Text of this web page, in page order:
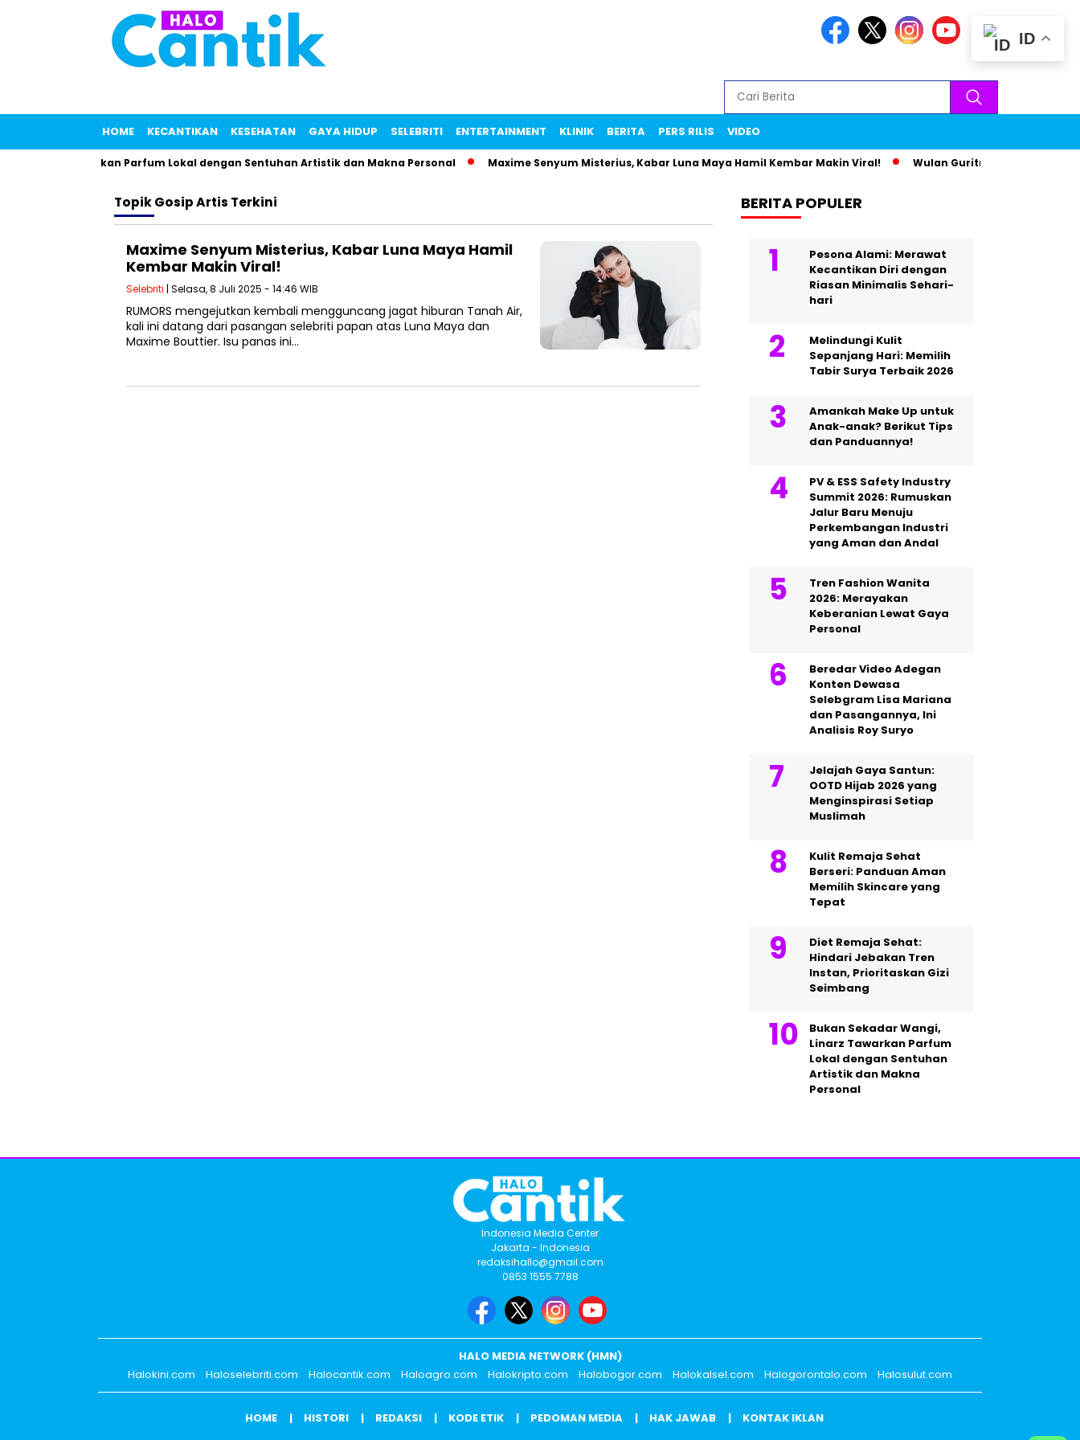
HOME KECANTIKAN KESEHATAN GAYA HIDUP SELEBRITI ENTERTAINMENT KLINIK BERITA PERS RILIS VIDEO
Linarz Tawarkan Parfum Lokal dengan Sentuhan Artistik dan Makna Personal Maxime Senyum Misterius, Kabar Luna Maya Hamil Kembar Makin Viral! Wulan Guritno dan Baim Wong
TopikGosip Artis Terkini
Maxime Senyum Misterius, Kabar Luna Maya Hamil
Kembar Makin Viral!
Selebriti | Selasa, 8 Juli 2025 - 14:46 WIB
RUMORS mengejutkan kembali mengguncang jagat hiburan Tanah Air,
kali ini datang dari pasangan selebriti papan atas Luna Maya dan
Maxime Bouttier. Isu panas ini…
BERITA POPULER
Pesona Alami: Merawat
Kecantikan Diri dengan
Riasan Minimalis Sehari-
hari
Melindungi Kulit
Sepanjang Hari: Memilih
Tabir Surya Terbaik 2026
Amankah Make Up untuk
Anak-anak? Berikut Tips
dan Panduannya!
PV & ESS Safety Industry
Summit 2026: Rumuskan
Jalur Baru Menuju
Perkembangan Industri
yang Aman dan Andal
Tren Fashion Wanita
2026: Merayakan
Keberanian Lewat Gaya
Personal
Beredar Video Adegan
Konten Dewasa
Selebgram Lisa Mariana
dan Pasangannya, Ini
Analisis Roy Suryo
Jelajah Gaya Santun:
OOTD Hijab 2026 yang
Menginspirasi Setiap
Muslimah
Kulit Remaja Sehat
Berseri: Panduan Aman
Memilih Skincare yang
Tepat
Diet Remaja Sehat:
Hindari Jebakan Tren
Instan, Prioritaskan Gizi
Seimbang
Bukan Sekadar Wangi,
Linarz Tawarkan Parfum
Lokal dengan Sentuhan
Artistik dan Makna
Personal
ID
Indonesia Media Center
Jakarta - Indonesia
redaksihallo@gmail.com
0853 1555 7788
HALO MEDIA NETWORK (HMN)
Halokini.com
Haloselebriti.com Halocantik.com Haloagro.com Halokripto.com Halobogor.com Halokalsel.com Halogorontalo.com Halosulut.com
HOME HISTORI REDAKSI KODE ETIK PEDOMAN MEDIA HAK JAWAB KONTAK IKLAN